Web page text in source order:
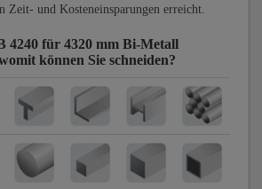
Zeit- und Kosteneinsparungen erreicht.
für 4320 mm Bi-Metall
können Sie schneiden?